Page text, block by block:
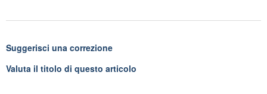
Suggerisci una correzione
Valuta il titolo di questo articolo